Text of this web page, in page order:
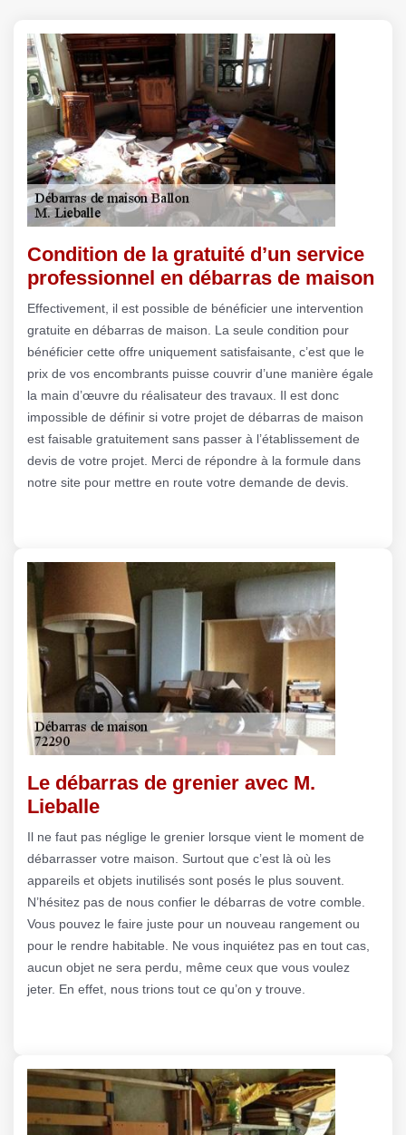
Condition de la gratuité d’un service
professionnel en débarras de maison
Effectivement, il est possible de bénéficier une intervention
gratuite en débarras de maison. La seule condition pour
bénéficier cette offre uniquement satisfaisante, c’est que le
prix de vos encombrants puisse couvrir d’une manière égale
la main d’œuvre du réalisateur des travaux. Il est donc
impossible de définir si votre projet de débarras de maison
est faisable gratuitement sans passer à l’établissement de
devis de votre projet. Merci de répondre à la formule dans
notre site pour mettre en route votre demande de devis.
Le débarras de grenier avec M.
Lieballe
Il ne faut pas néglige le grenier lorsque vient le moment de
débarrasser votre maison. Surtout que c’est là où les
appareils et objets inutilisés sont posés le plus souvent.
N’hésitez pas de nous confier le débarras de votre comble.
Vous pouvez le faire juste pour un nouveau rangement ou
pour le rendre habitable. Ne vous inquiétez pas en tout cas,
aucun objet ne sera perdu, même ceux que vous voulez
jeter. En effet, nous trions tout ce qu’on y trouve.